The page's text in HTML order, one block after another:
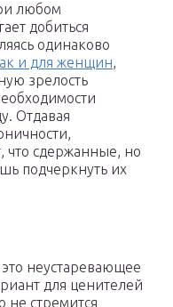
любом
добиться
одинаково
и для женщин,
зрелость
Отдавая
что сдержанные, но
подчеркнуть их
неустаревающее
для ценителей
не стремится